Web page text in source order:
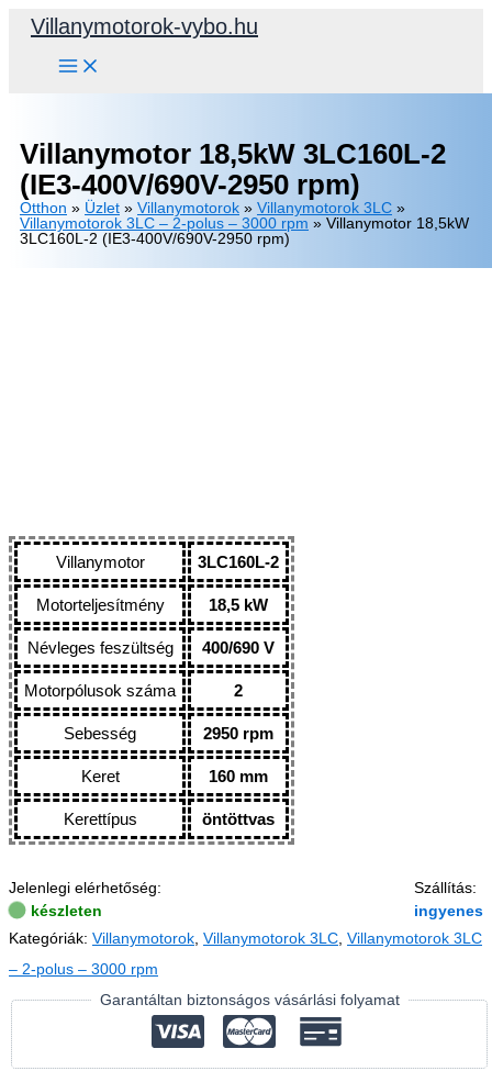
SkipVillanymotorok-vybo.hu
Villanymotor 18,5kW 3LC160L-2
(IE3-400V/690V-2950 rpm)
Otthon » Üzlet » Villanymotorok » Villanymotorok 3LC »
Villanymotorok 3LC – 2-polus – 3000 rpm » Villanymotor 18,5kW
3LC160L-2 (IE3-400V/690V-2950 rpm)
Villanymotor 3LC160L-2
Motorteljesítmény 18,5 kW
Névleges feszültség 400/690 V
Motorpólusok száma 2
Sebesség 2950 rpm
Keret 160 mm
Kerettípus öntöttvas
Jelenlegi elérhetőség:
készleten
Szállítás:
ingyenes
Kategóriák: Villanymotorok Villanymotorok 3LC Villanymotorok 3LC
– 2-polus – 3000 rpm
Garantáltan biztonságos vásárlási folyamat